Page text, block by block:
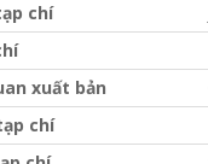
chí
xuất bản
chí